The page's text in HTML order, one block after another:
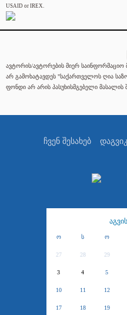
USAID or IREX.
ავტორის/ავტორების მიერ
არ გამოხატავდეს "საქართველოს ღია
ფონდი არ არის პასუხისმგებელი მასალის
ჩვენ შესახებ
ო ს ო
27 28 29
3 4 5
10 11 12
17 18 19